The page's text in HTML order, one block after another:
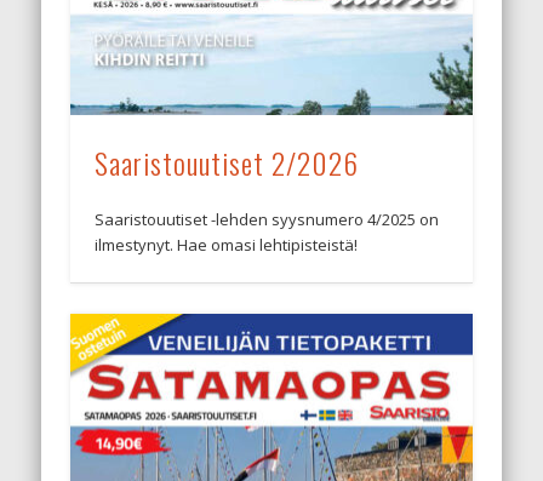
Saaristouutiset 2/2026
Saaristouutiset -lehden syysnumero 4/2025 on
ilmestynyt. Hae omasi lehtipisteistä!